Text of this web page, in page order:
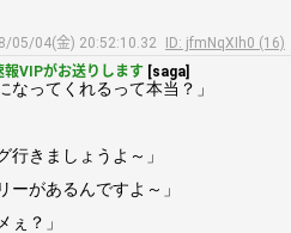
05/04(金) 20:52:10.32
ID: jfmNqXIh0 (16)
VIPがお送りします [saga]
ってくれるって本当？」
きましょうよ～」
があるんですよ～」
ぇ？」